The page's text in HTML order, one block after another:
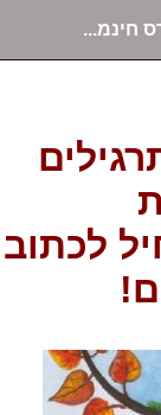
- 20 תרגילים
לכתוב